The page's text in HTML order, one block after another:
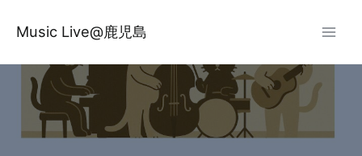
ス
Music Live@鹿児島